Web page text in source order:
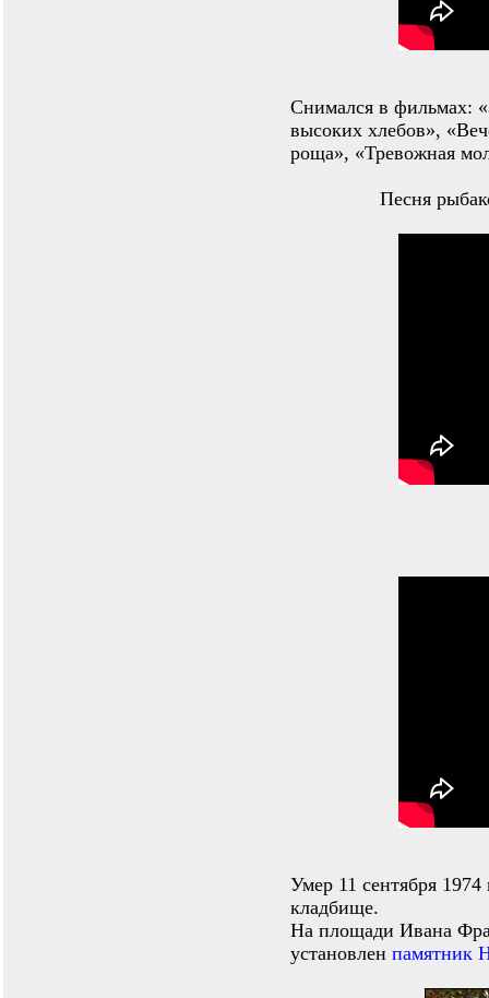
Снимался в фильмах:
высоких хлебов»,
роща», «Тревожная
Песня
Умер 11 сентября
кладбище.
На площади Ивана
установлен памятник